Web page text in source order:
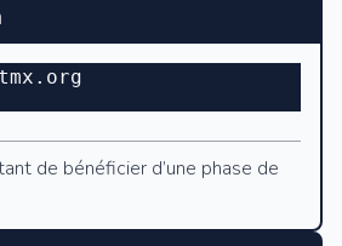
de bénéficier d’une phase de